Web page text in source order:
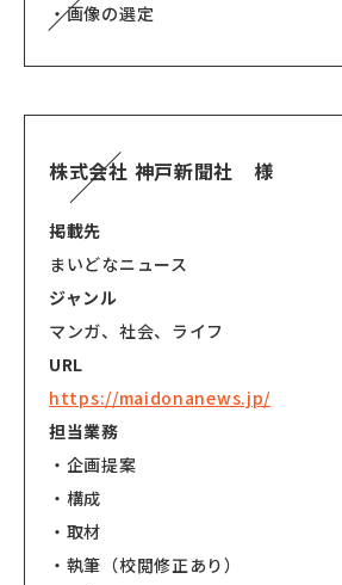
・画像の選定
株式会社 神戸新聞社 様
掲載先
まいどなニュース
ジャンル
マンガ、社会、ライフ
URL
https://maidonanews.jp/
担当業務
・企画提案
・構成
・取材
・執筆（校閲修正あり）